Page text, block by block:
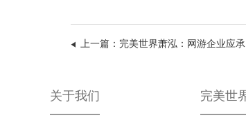
上一篇：完美世界萧泓：网游企业应承